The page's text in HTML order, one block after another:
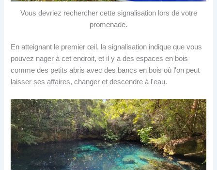
Vous devriez rechercher cette signalisation lors de votre
promenade.
En atteignant le premier œil, la signalisation indique que vous
pouvez nager à cet endroit, et il y a des espaces en bois
comme des petits abris avec des bancs en bois où l'on peut
laisser ses affaires, changer et descendre à l'eau.